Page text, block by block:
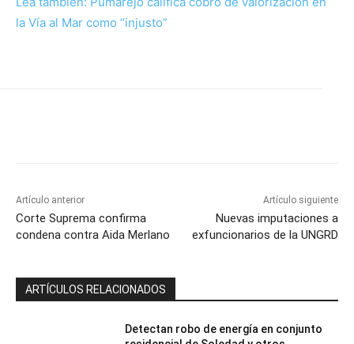
la Vía al Mar como “injusto”
Artículo anterior
Corte Suprema confirma
condena contra Aida Merlano
Artículo siguiente
Nuevas imputaciones a
exfuncionarios de la UNGRD
ARTÍCULOS RELACIONADOS
Detectan robo de energía en conjunto